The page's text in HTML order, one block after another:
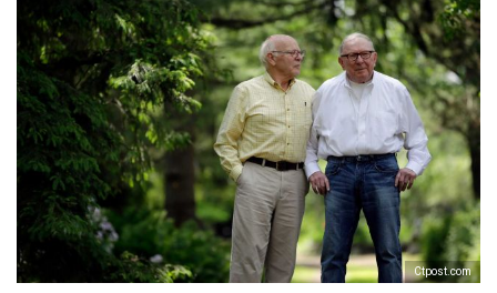
Сtpost.com